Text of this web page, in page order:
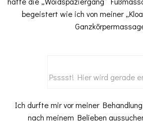
begeistert wie ich von meiner
Psssst! Hier wird gerade
Ich durfte mir vor meiner
nach meinem Belieben